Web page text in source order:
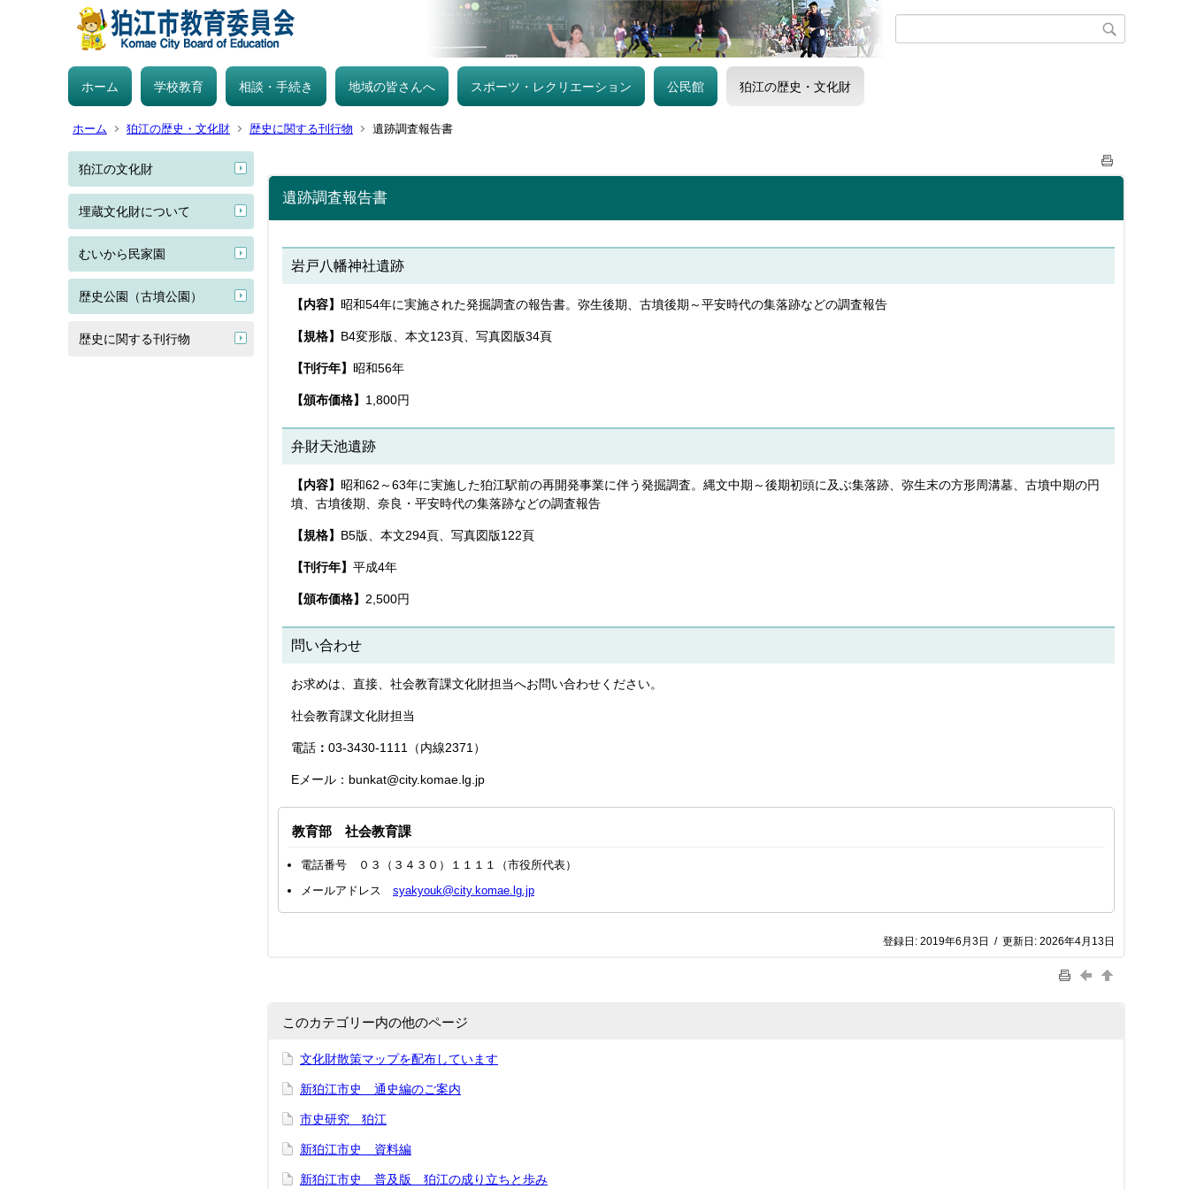
ホーム 学校教育 相談・手続き 地域の皆さんへ スポーツ・レクリエーション 公民館 狛江の歴史・文化財
ホーム 狛江の歴史・文化財 歴史に関する刊行物 遺跡調査報告書
狛江の文化財
埋蔵文化財について
むいから民家園
歴史公園（古墳公園）
歴史に関する刊行物
遺跡調査報告書
岩戸八幡神社遺跡
【内容】 昭和54年に実施された発掘調査の報告書。弥生後期、古墳後期～平安時代の集落跡などの調査報告
【規格】 B4変形版、本文123頁、写真図版34頁
【刊行年】 昭和56年
【頒布価格】 1,800円
弁財天池遺跡
【内容】 昭和62～63年に実施した狛江駅前の再開発事業に伴う発掘調査。縄文中期～後期初頭に及ぶ集落跡、弥生末の方形周溝墓、古墳中期の円
墳、古墳後期、奈良・平安時代の集落跡などの調査報告
【規格】 B5版、本文294頁、写真図版122頁
【刊行年】 平成4年
【頒布価格】 2,500円
問い合わせ
お求めは、直接、社会教育課文化財担当へお問い合わせください。
社会教育課文化財担当
電話 ： 03-3430-1111（内線2371）
Eメール：bunkat@city.komae.lg.jp
教育部 社会教育課
電話番号 ０３（３４３０）１１１１（市役所代表）
メールアドレス syakyouk@city.komae.lg.jp
登録日: 2019年6月3日 / 更新日: 2026年4月13日
このカテゴリー内の他のページ
文化財散策マップを配布しています
新狛江市史 通史編のご案内
市史研究 狛江
新狛江市史 資料編
新狛江市史 普及版 狛江の成り立ちと歩み